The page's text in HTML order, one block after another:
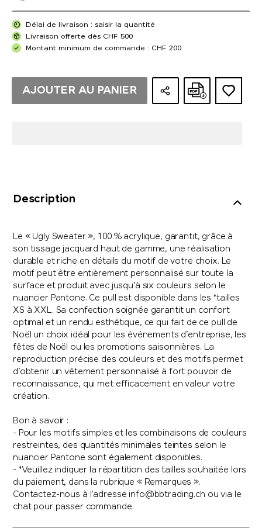
Délai de livraison : saisir la quantité
Livraison offerte dès CHF 500
Montant minimum de commande : CHF 200
AJOUTER AU PANIER
Description
Le « Ugly Sweater », 100 % acrylique, garantit, grâce à
son tissage jacquard haut de gamme, une réalisation
durable et riche en détails du motif de votre choix. Le
motif peut être entièrement personnalisé sur toute la
surface et produit avec jusqu’à six couleurs selon le
nuancier Pantone. Ce pull est disponible dans les *tailles
XS à XXL. Sa confection soignée garantit un confort
optimal et un rendu esthétique, ce qui fait de ce pull de
Noël un choix idéal pour les événements d’entreprise, les
fêtes de Noël ou les promotions saisonnières. La
reproduction précise des couleurs et des motifs permet
d’obtenir un vêtement personnalisé à fort pouvoir de
reconnaissance, qui met efficacement en valeur votre
création.
Bon à savoir :
- Pour les motifs simples et les combinaisons de couleurs
restreintes, des quantités minimales teintes selon le
nuancier Pantone sont également disponibles.
- *Veuillez indiquer la répartition des tailles souhaitée lors
du paiement, dans la rubrique « Remarques ».
Contactez-nous à l'adresse info@bbtrading.ch ou via le
chat pour passer commande.